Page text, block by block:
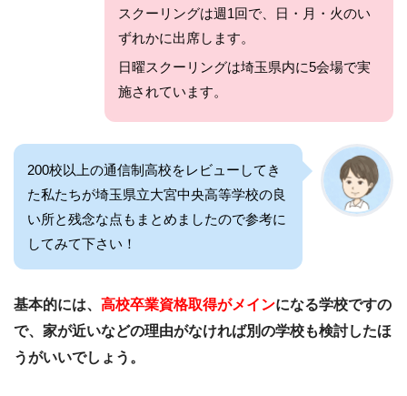
スクーリングは週1回で、日・月・火のい
ずれかに出席します。
日曜スクーリングは埼玉県内に5会場で実
施されています。
200校以上の通信制高校をレビューしてき
た私たちが埼玉県立大宮中央高等学校の良
い所と残念な点もまとめましたので参考に
してみて下さい！
基本的には、 高校卒業資格取得がメインになる学校ですの
で、家が近いなどの理由がなければ別の学校も検討したほ
うがいいでしょう。